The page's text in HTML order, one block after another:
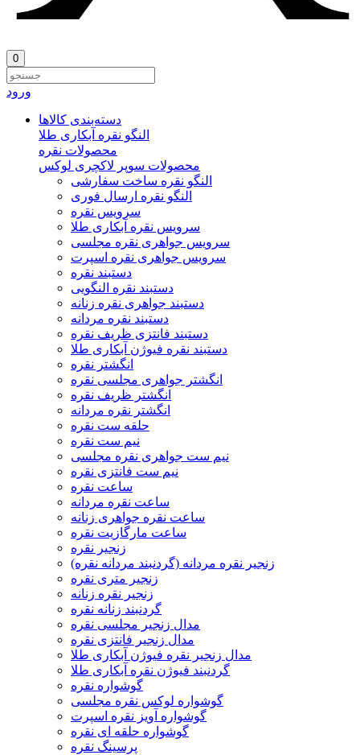
0
ورود
دسته‌بندی‌ کالاها
النگو نقره آبکاری طلا
محصولات نقره
محصولات سوپر لاکچری لوکس
النگو نقره ساخت سفارشی
النگو نقره ارسال فوری
سرویس نقره
سرویس نقره آبکاری طلا
سرویس جواهری نقره مجلسی
سرویس جواهری نقره اسپرت
دستبند نقره
دستبند نقره النگویی
دستبند جواهری نقره زنانه
دستبند نقره مردانه
دستبند فانتزی ظریف نقره
دستبند نقره فیوژن آبکاری طلا
انگشتر نقره
انگشتر جواهری مجلسی نقره
انگشتر ظریف نقره
انگشتر نقره مردانه
حلقه ست نقره
نیم ست نقره
نیم ست جواهری نقره مجلسی
نیم ست فانتزی نقره
ساعت نقره
ساعت نقره مردانه
ساعت نقره جواهری زنانه
ساعت مارگازیت نقره
زنجیر نقره
زنجیر نقره مردانه (گردنبند مردانه نقره)
زنجیر متری نقره
زنجیر نقره زنانه
گردنبند زنانه نقره
مدال زنجیر مجلسی نقره
مدال زنجیر فانتزی نقره
مدال زنجیر نقره فیوژن آبکاری طلا
گردنبند فیوژن نقره آبکاری طلا
گوشواره نقره
گوشواره لوکس نقره مجلسی
گوشواره آویز نقره اسپرت
گوشواره حلقه ای نقره
پرسینگ نقره